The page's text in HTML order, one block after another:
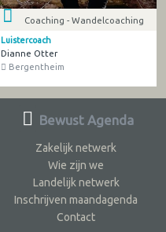
Coaching - Wandelcoaching
Luistercoach
Dianne Otter
Bergentheim
Bewust Agenda
Zakelijk netwerk
Wie zijn we
Landelijk netwerk
Inschrijven maandagenda
Contact